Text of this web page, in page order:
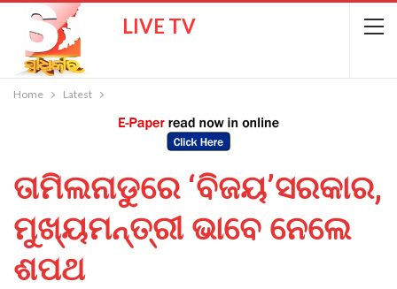
LIVE TV
Home Latest
ତାମିଲନାଡୁରେ ‘ବିଜୟ’ସରକାର,
ମୁଖ୍ୟମନ୍ତ୍ରୀ ଭାବେ ନେଲେ
ଶପଥ